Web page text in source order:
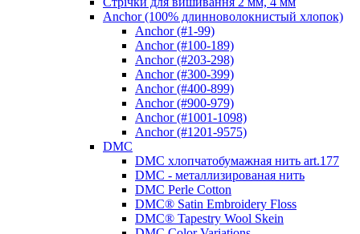
Anchor (100% длинноволокнистый хлопок)
Anchor (#1-99)
Anchor (#100-189)
Anchor (#203-298)
Anchor (#300-399)
Anchor (#400-899)
Anchor (#900-979)
Anchor (#1001-1098)
Anchor (#1201-9575)
DMC
DMC хлопчатобумажная нить art.177
DMC - металлизированая нить
DMC Perle Cotton
DMC® Satin Embroidery Floss
DMC® Tapestry Wool Skein